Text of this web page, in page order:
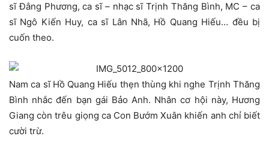
sĩ Đằng Phương, ca sĩ – nhạc sĩ Trịnh Thăng Bình, MC – ca
sĩ Ngô Kiến Huy, ca sĩ Lân Nhã, Hồ Quang Hiếu… đều bị
cuốn theo.
Nam ca sĩ Hồ Quang Hiếu thẹn thùng khi nghe Trịnh Thăng
Bình nhắc đến bạn gái Bảo Anh. Nhân cơ hội này, Hương
Giang còn trêu giọng ca Con Bướm Xuân khiến anh chỉ biết
cười trừ.